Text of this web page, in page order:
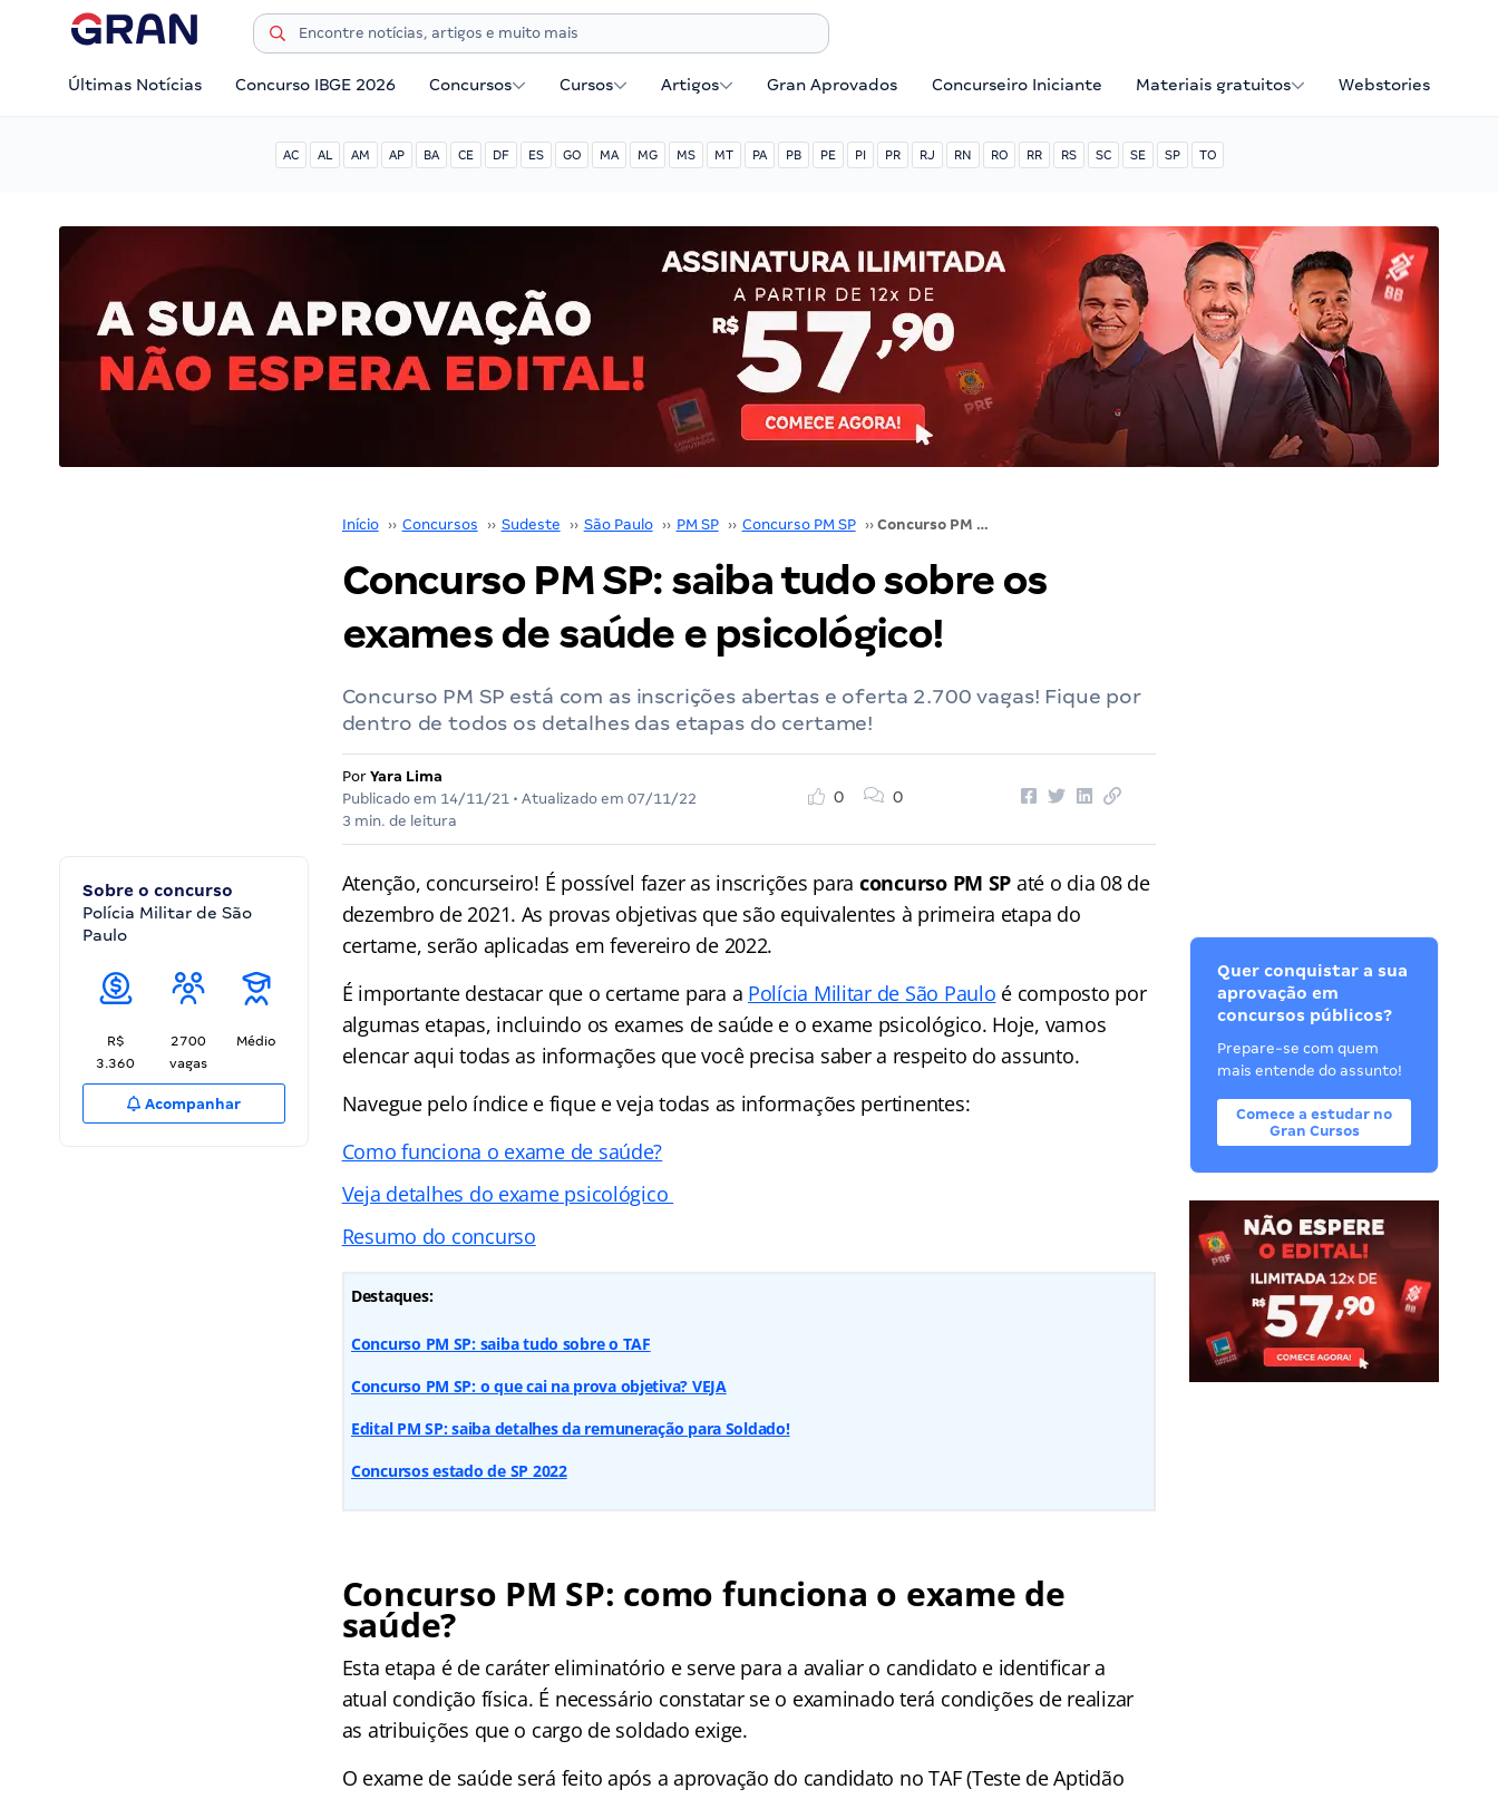
Últimas Notícias Concurso IBGE 2026 Concursos Cursos Artigos Gran Aprovados Concurseiro Iniciante Materiais gratuitos Webstories
AC AL AM AP BA CE DF ES GO MA MG MS MT PA PB PE PI PR RJ RN RO RR RS SC SE SP TO
Início ›› Concursos ›› Sudeste ›› São Paulo ›› PM SP ›› Concurso PM SP ›› Concurso PM SP: saiba tudo sobre os exames de saúde e psicológico!
Concurso PM SP: saiba tudo sobre os
exames de saúde e psicológico!
Concurso PM SP está com as inscrições abertas e oferta 2.700 vagas! Fique por
dentro de todos os detalhes das etapas do certame!
Por Yara Lima
Publicado em 14/11/21• Atualizado em 07/11/22
3 min. de leitura
0 0
Sobre o concurso
Polícia Militar de São
Paulo
R$
3.360
2700
vagas
Médio
Acompanhar
Atenção, concurseiro! É possível fazer as inscrições para concurso PM SP até o dia 08 de
dezembro de 2021. As provas objetivas que são equivalentes à primeira etapa do
certame, serão aplicadas em fevereiro de 2022.
É importante destacar que o certame para a Polícia Militar de São Paulo é composto por
algumas etapas, incluindo os exames de saúde e o exame psicológico. Hoje, vamos
elencar aqui todas as informações que você precisa saber a respeito do assunto.
Navegue pelo índice e fique e veja todas as informações pertinentes:
Como funciona o exame de saúde?
Veja detalhes do exame psicológico
Resumo do concurso
Destaques:
Concurso PM SP: saiba tudo sobre o TAF
Concurso PM SP: o que cai na prova objetiva? VEJA
Edital PM SP: saiba detalhes da remuneração para Soldado!
Concursos estado de SP 2022
Concurso PM SP: como funciona o exame de
saúde?
Esta etapa é de caráter eliminatório e serve para a avaliar o candidato e identificar a
atual condição física. É necessário constatar se o examinado terá condições de realizar
as atribuições que o cargo de soldado exige.
O exame de saúde será feito após a aprovação do candidato no TAF (Teste de Aptidão
Quer conquistar a sua
aprovação em
concursos públicos?
Prepare-se com quem
mais entende do assunto!
Comece a estudar no
Gran Cursos